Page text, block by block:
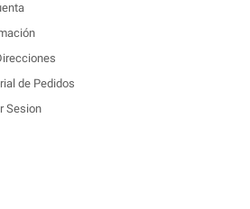
de Pedidos
Sesion